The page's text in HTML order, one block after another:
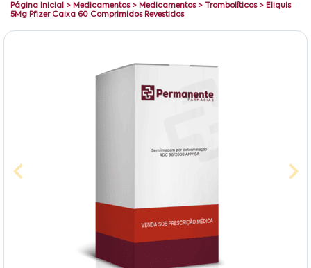
Página Inicial > Medicamentos> Medicamentos> Trombolíticos> Eliquis
5Mg Pfizer Caixa 60 Comprimidos Revestidos